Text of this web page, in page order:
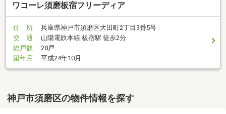
ワコーレ須磨板宿フリーディア
住 所
兵庫県神戸市須磨区大田町2丁目3番5号
交 通
山陽電鉄本線 板宿駅 徒歩2分
総戸数
28戸
築年月
平成24年10月
神戸市須磨区の物件情報を探す